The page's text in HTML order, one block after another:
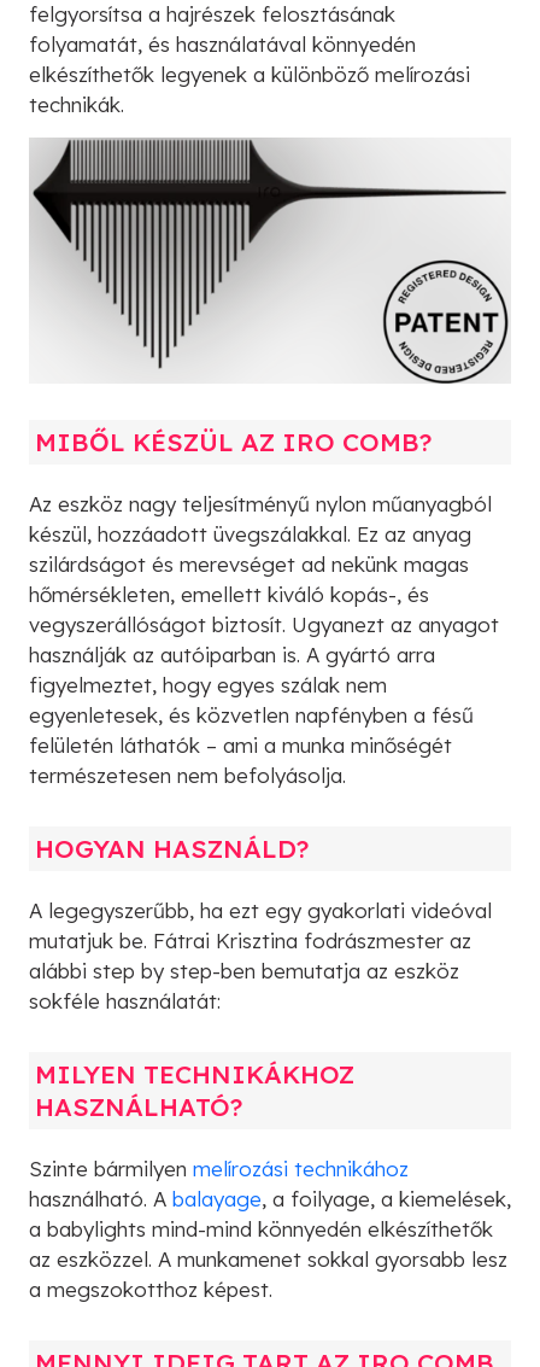
felgyorsítsa a hajrészek felosztásának
folyamatát, és használatával könnyedén
elkészíthetők legyenek a különböző melírozási
technikák.
MIBŐL KÉSZÜL AZ IRO COMB?
Az eszköz nagy teljesítményű nylon műanyagból
készül, hozzáadott üvegszálakkal. Ez az anyag
szilárdságot és merevséget ad nekünk magas
hőmérsékleten, emellett kiváló kopás-, és
vegyszerállóságot biztosít. Ugyanezt az anyagot
használják az autóiparban is. A gyártó arra
figyelmeztet, hogy egyes szálak nem
egyenletesek, és közvetlen napfényben a fésű
felületén láthatók – ami a munka minőségét
természetesen nem befolyásolja.
HOGYAN HASZNÁLD?
A legegyszerűbb, ha ezt egy gyakorlati videóval
mutatjuk be. Fátrai Krisztina fodrászmester az
alábbi step by step-ben bemutatja az eszköz
sokféle használatát:
MILYEN TECHNIKÁKHOZ
HASZNÁLHATÓ?
Szinte bármilyen melírozási technikához
használható. A balayage, a foilyage, a kiemelések,
a babylights mind-mind könnyedén elkészíthetők
az eszközzel. A munkamenet sokkal gyorsabb lesz
a megszokotthoz képest.